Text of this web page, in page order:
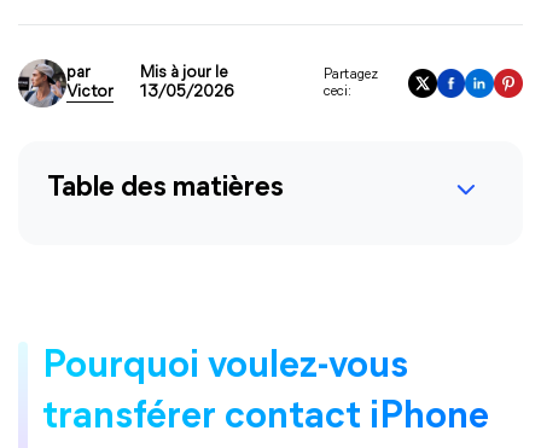
par
Victor
Mis à jour le
13/05/2026
Partagez
ceci:
Table des matières
Pourquoi voulez-vous
transférer contact iPhone